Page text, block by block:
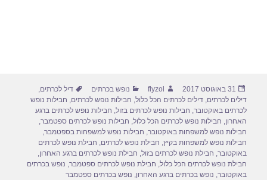
פורסם
בתאריך
31 באוגוסט 2017 מחבר
flyzol קטגוריות
נופש בכרתים תגיות
דיל לכרתים,
דילים לכרתים,דילים לכרתים הכל כלול, חבילות נופש לכרתים, חבילות נופש
לכרתים באוקטובר, חבילות נופש לכרתים בזול, חבילות נופש לכרתים ברגע
האחרון, חבילות נופש לכרתים הכל כלול, חבילות נופש לכרתים ספטמבר,
חבילות נופש למשפחות באוקטובר, חבילות נופש למשפחות בספטמבר,
חבילות נופש למשפחות בקיץ, חבילת נופש לכרתים, חבילת נופש לכרתים
באוקטובר, חבילת נופש לכרתים בזול, חבילת נופש לכרתים ברגע האחרון,
חבילת נופש לכרתים הכל כלול, חבילת נופש לכרתים ספטמבר, נופש בכרתים
באוקטובר, נופש בכרתים ברגע האחרון, נופש בכרתים ספטמבר